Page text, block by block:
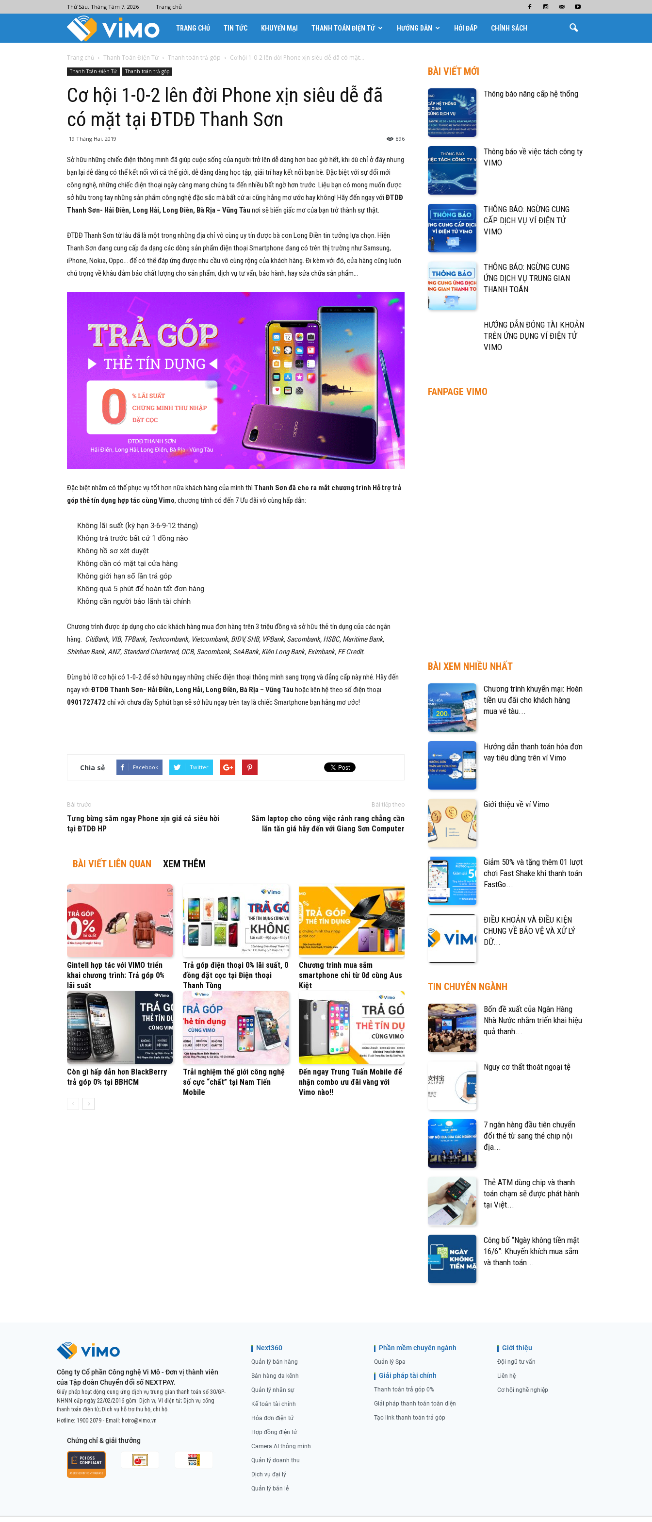
Thứ Sáu, Tháng Tám 7, 2026 Trang chủ
điện
tử
Vimo
TRANG CHỦ TIN TỨC KHUYẾN MẠI THANH TOÁN ĐIỆN TỬ HƯỚNG DẪN HỎI ĐÁP CHÍNH SÁCH
Trang chủ Thanh Toán Điện Tử Thanh toán trả góp Cơ hội 1-0-2 lên đời Phone xịn siêu dễ đã có mặt...
Thanh Toán Điện Tử Thanh toán trả góp
Cơ hội 1-0-2 lên đời Phone xịn siêu dễ đã
có mặt tại ĐTDĐ Thanh Sơn
19 Tháng Hai, 2019 896
Sở hữu những chiếc điện thông minh đã giúp cuộc sống của người trở lên dễ dàng hơn bao giờ hết, khi dù chỉ ở đây nhưng
bạn lại dễ dàng có thể kết nối với cả thế giới, dễ dàng dàng học tập, giải trí hay kết nối bạn bè. Đặc biệt với sự đổi mới
công nghệ, những chiếc điện thoại ngày càng mang chúng ta đến nhiều bất ngờ hơn trước. Liệu bạn có mong muốn được
sở hữu trong tay những sản phẩm công nghệ đặc sắc mà bất cứ ai cũng hằng mơ ước hay không! Hãy đến ngay với ĐTDĐ
Thanh Sơn- Hải Điền, Long Hải, Long Điền, Bà Rịa – Vũng Tàu nơi sẽ biến giấc mơ của bạn trở thành sự thật.
ĐTDĐ Thanh Sơn từ lâu đã là một trong những địa chỉ vô cùng uy tín được bà con Long Điền tin tưởng lựa chọn. Hiện
Thanh Sơn đang cung cấp đa dạng các dòng sản phẩm điện thoại Smartphone đang có trên thị trường như Samsung,
iPhone, Nokia, Oppo… để có thể đáp ứng được nhu cầu vô cùng rộng của khách hàng. Đi kèm với đó, cửa hàng cũng luôn
chú trọng về khâu đảm bảo chất lượng cho sản phẩm, dịch vụ tư vấn, bảo hành, hay sửa chữa sản phẩm…
Đặc biệt nhằm có thể phục vụ tốt hơn nữa khách hàng của mình thì Thanh Sơn đã cho ra mắt chương trình Hỗ trợ trả
góp thẻ tín dụng hợp tác cùng Vimo, chương trình có đến 7 Ưu đãi vô cùng hấp dẫn:
Không lãi suất (kỳ hạn 3-6-9-12 tháng)
Không trả trước bất cứ 1 đồng nào
Không hồ sơ xét duyệt
Không cần có mặt tại cửa hàng
Không giới hạn số lần trả góp
Không quá 5 phút để hoàn tất đơn hàng
Không cần người bảo lãnh tài chính
Chương trình được áp dụng cho các khách hàng mua đơn hàng trên 3 triệu đồng và sở hữu thẻ tín dụng của các ngân
hàng: CitiBank, VIB, TPBank, Techcombank, Vietcombank, BIDV, SHB, VPBank, Sacombank, HSBC, Maritime Bank,
Shinhan Bank, ANZ, Standard Chartered, OCB, Sacombank, SeABank, Kiên Long Bank, Eximbank, FE Credit.
Đừng bỏ lỡ cơ hội có 1-0-2 để sở hữu ngay những chiếc điện thoại thông minh sang trọng và đẳng cấp này nhé. Hãy đến
ngay với ĐTDĐ Thanh Sơn- Hải Điền, Long Hải, Long Điền, Bà Rịa – Vũng Tàu hoặc liên hệ theo số điện thoại
0901727472 chỉ với chưa đầy 5 phút bạn sẽ sở hữu ngay trên tay là chiếc Smartphone bạn hằng mơ ước!
Chia sẻ Facebook Twitter
Bài trước
Tưng bừng sắm ngay Phone xịn giá cả siêu hời
tại ĐTDĐ HP
Bài tiếp theo
Sắm laptop cho công việc rảnh rang chẳng cần
lăn tăn giá hãy đến với Giang Sơn Computer
BÀI VIẾT LIÊN QUAN XEM THÊM
Gintell hợp tác với VIMO triển
khai chương trình: Trả góp 0%
lãi suất
Trả góp điện thoại 0% lãi suất, 0
đồng đặt cọc tại Điện thoại
Thanh Tùng
Chương trình mua sắm
smartphone chỉ từ 0đ cùng Aus
Kiệt
Còn gì hấp dẫn hơn BlackBerry
trả góp 0% tại BBHCM
Trải nghiệm thế giới công nghệ
số cực “chất” tại Nam Tiến
Mobile
Đến ngay Trung Tuấn Mobile để
nhận combo ưu đãi vàng với
Vimo nào!!
BÀI VIẾT MỚI
Thông báo nâng cấp hệ thống
Thông báo về việc tách công ty
VIMO
THÔNG BÁO: NGỪNG CUNG
CẤP DỊCH VỤ VÍ ĐIỆN TỬ
VIMO
THÔNG BÁO: NGỪNG CUNG
ỨNG DỊCH VỤ TRUNG GIAN
THANH TOÁN
HƯỚNG DẪN ĐÓNG TÀI KHOẢN
TRÊN ỨNG DỤNG VÍ ĐIỆN TỬ
VIMO
FANPAGE VIMO
BÀI XEM NHIỀU NHẤT
Chương trình khuyến mại: Hoàn
tiền ưu đãi cho khách hàng
mua vé tàu...
Hướng dẫn thanh toán hóa đơn
vay tiêu dùng trên ví Vimo
Giới thiệu về ví Vimo
Giảm 50% và tặng thêm 01 lượt
chơi Fast Shake khi thanh toán
FastGo...
ĐIỀU KHOẢN VÀ ĐIỀU KIỆN
CHUNG VỀ BẢO VỆ VÀ XỬ LÝ
DỮ...
TIN CHUYÊN NGÀNH
Bốn đề xuất của Ngân Hàng
Nhà Nước nhằm triển khai hiệu
quả thanh...
Nguy cơ thất thoát ngoại tệ
7 ngân hàng đầu tiên chuyển
đổi thẻ từ sang thẻ chip nội
địa...
Thẻ ATM dùng chip và thanh
toán chạm sẽ được phát hành
tại Việt...
Công bố “Ngày không tiền mặt
16/6”: Khuyến khích mua sắm
và thanh toán...
Công ty Cổ phần Công nghệ Vi Mô - Đơn vị thành viên
của Tập đoàn Chuyển đổi số NEXTPAY.
Giấy phép hoạt động cung ứng dịch vụ trung gian thanh toán số 30/GP-
NHNN cấp ngày 22/02/2016 gồm: Dịch vụ Ví điện tử; Dịch vụ cổng
thanh toán điện tử; Dịch vụ hỗ trợ thu hộ, chi hộ.
Hotline: 1900 2079 - Email: hotro@vimo.vn
Chứng chỉ & giải thưởng
Next360
Quản lý bán hàng
Bán hàng đa kênh
Quản lý nhân sự
Kế toán tài chính
Hóa đơn điện tử
Hợp đồng điện tử
Camera AI thông minh
Quản lý doanh thu
Dịch vụ đại lý
Quản lý bán lẻ
Phần mềm chuyên ngành
Quản lý Spa
Giải pháp tài chính
Thanh toán trả góp 0%
Giải pháp thanh toán toàn diện
Tạo link thanh toán trả góp
Giới thiệu
Đội ngũ tư vấn
Liên hệ
Cơ hội nghề nghiệp